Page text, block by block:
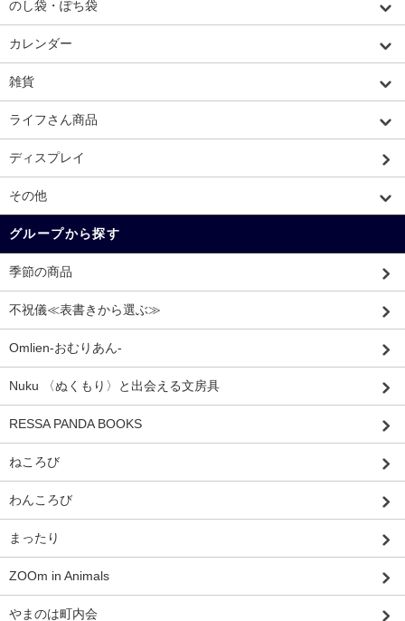
のし袋・ぽち袋
カレンダー
雑貨
ライフさん商品
ディスプレイ
その他
グループから探す
季節の商品
不祝儀≪表書きから選ぶ≫
Omlien-おむりあん-
Nuku 〈ぬくもり〉と出会える文房具
RESSA PANDA BOOKS
ねころび
わんころび
まったり
ZOOm in Animals
やまのは町内会